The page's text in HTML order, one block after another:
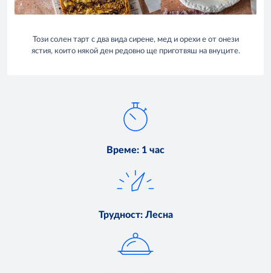
Този солен тарт с два вида сирене, мед и орехи е от онези
ястия, които някой ден редовно ще приготвяш на внуците.
Време: 1 час
Трудност: Лесна